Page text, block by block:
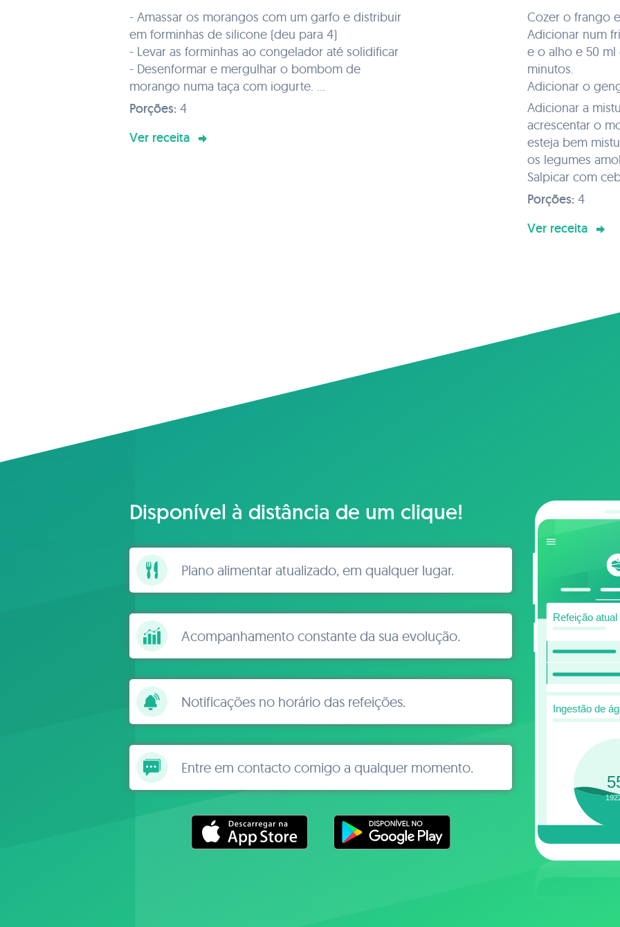
- Amassar os morangos com um garfo e distribuir
em forminhas de silicone (deu para 4)
- Levar as forminhas ao congelador até solidificar
- Desenformar e mergulhar o bombom de
morango numa taça com iogurte.
- Retirar e colocar num prato.
- Para finalizar derreter o chocolate negro e
adicionar por cima do bombom.
Porções: 4
Ver receita
Cozer o frango
Adicionar num
e o alho e 50 ml
minutos.
Adicionar o gengibre em
e mexer bem.
Adicionar a
acrescentar o
esteja bem
os legumes
Salpicar com
Porções: 4
Ver receita
Disponível à distância de um clique!
Plano alimentar atualizado, em qualquer lugar.
Acompanhamento constante da sua evolução.
Notificações no horário das refeições.
Entre em contacto comigo a qualquer momento.